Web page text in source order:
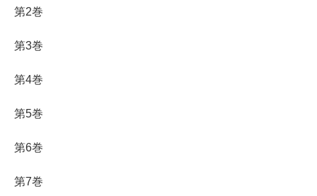
第2巻
第3巻
第4巻
第5巻
第6巻
第7巻